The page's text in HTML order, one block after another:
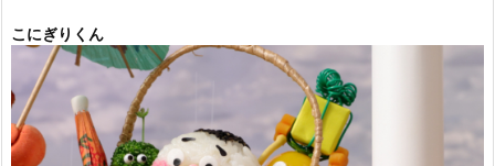
こにぎりくん